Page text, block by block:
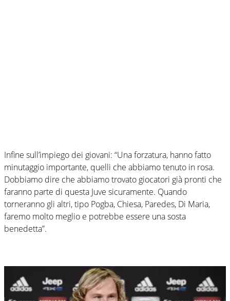
Infine sull’impiego dei giovani: “Una forzatura, hanno fatto
minutaggio importante, quelli che abbiamo tenuto in rosa.
Dobbiamo dire che abbiamo trovato giocatori già pronti che
faranno parte di questa Juve sicuramente. Quando
torneranno gli altri, tipo Pogba, Chiesa, Paredes, Di Maria,
faremo molto meglio e potrebbe essere una sosta
benedetta”.